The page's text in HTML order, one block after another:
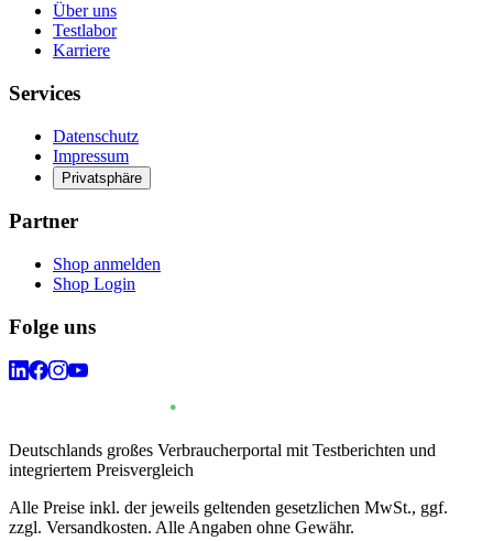
Über uns
Testlabor
Karriere
Services
Datenschutz
Impressum
Privatsphäre
Partner
Shop anmelden
Shop Login
Folge uns
Deutschlands großes Verbraucherportal mit Testberichten und
integriertem Preisvergleich
Alle Preise inkl. der jeweils geltenden gesetzlichen MwSt., ggf.
zzgl. Versandkosten. Alle Angaben ohne Gewähr.